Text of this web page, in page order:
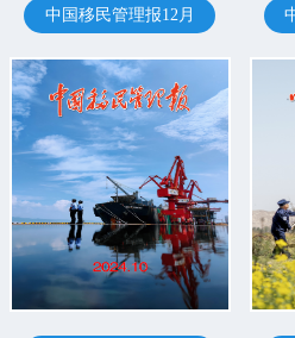
中国移民管理报12月